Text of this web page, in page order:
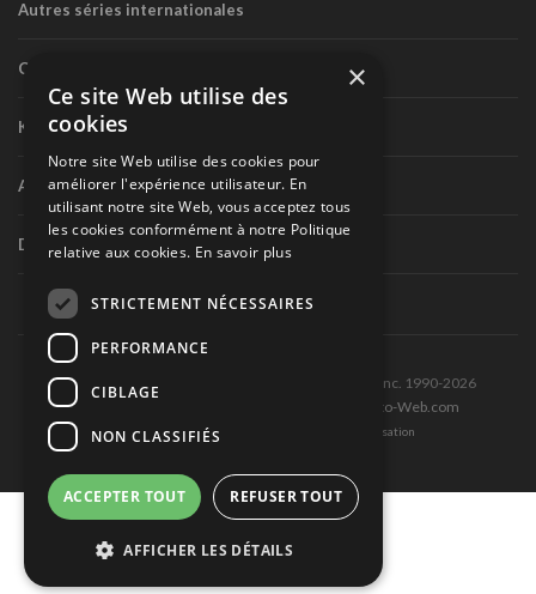
Autres séries internationales
Circuit routier canadien
Karting
Autres séries nationales
Divers
Tous droits réservés © Les Éditions Pole-Position inc. 1990-2026
Ce site est produit et hébergé par Montréal-Photo-Web.com
Politique de confidentialité et Conditions d’utilisation
×
Ce site Web utilise des
cookies
Notre site Web utilise des cookies pour
améliorer l'expérience utilisateur. En
utilisant notre site Web, vous acceptez tous
les cookies conformément à notre Politique
relative aux cookies. En savoir plus
STRICTEMENT NÉCESSAIRES
PERFORMANCE
CIBLAGE
NON CLASSIFIÉS
ACCEPTER TOUT REFUSER TOUT
AFFICHER LES DÉTAILS